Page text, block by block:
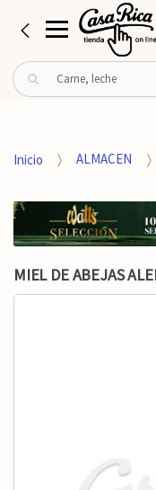
B
u
r
o
r
:
Inicio ALMACEN
MIEL DE ABEJAS